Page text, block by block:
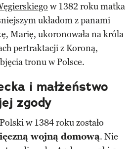
w 1382 roku matka
układom z panami
Marię, ukoronowała na króla
pertraktacji z Koroną,
tronu w Polsce.
i małżeństwo
zgody
w 1384 roku zostało
wojną domową. Nie